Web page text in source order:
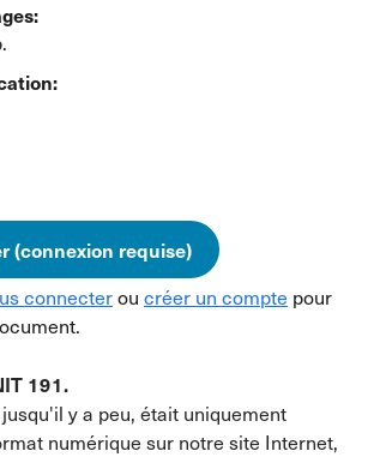
(connexion requise)
connecterou créer un compte pour
191.
y a peu, était uniquement
numérique sur notre site Internet,